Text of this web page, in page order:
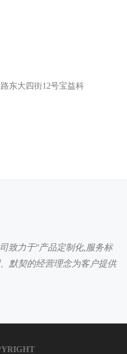
东大四街12号宝益科
致力于"产品定制化,服务标
默契的经营理念为客户提供